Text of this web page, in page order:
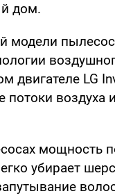
дом.
модели
двигателе LG
воздуха
мощность
убирает